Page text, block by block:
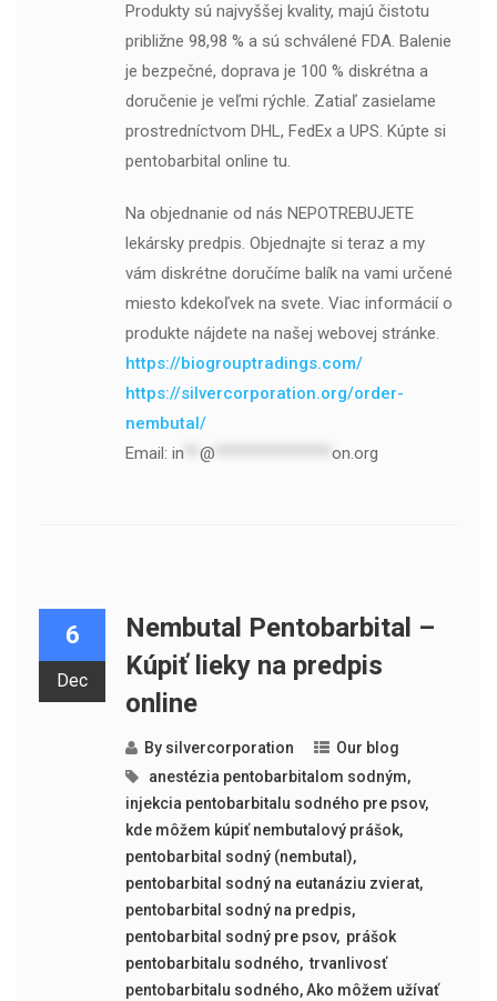
Produkty sú najvyššej kvality, majú čistotu
približne 98,98 % a sú schválené FDA. Balenie
je bezpečné, doprava je 100 % diskrétna a
doručenie je veľmi rýchle. Zatiaľ zasielame
prostredníctvom DHL, FedEx a UPS. Kúpte si
pentobarbital online tu.
Na objednanie od nás NEPOTREBUJETE
lekársky predpis. Objednajte si teraz a my
vám diskrétne doručíme balík na vami určené
miesto kdekoľvek na svete. Viac informácií o
produkte nájdete na našej webovej stránke.
https://biogrouptradings.com/
https://silvercorporation.org/order-
nembutal/
Email: in @ on.org
6
Dec
Nembutal Pentobarbital –
Kúpiť lieky na predpis
online
By silvercorporation
Our blog
​​ anestézia pentobarbitalom sodným,
injekcia pentobarbitalu sodného pre psov,
kde môžem kúpiť nembutalový prášok,
pentobarbital sodný (nembutal),
pentobarbital sodný na eutanáziu zvierat,
pentobarbital sodný na predpis,
pentobarbital sodný pre psov, ​​ prášok
pentobarbitalu sodného, ​​ trvanlivosť
pentobarbitalu sodného,Ako môžem užívať